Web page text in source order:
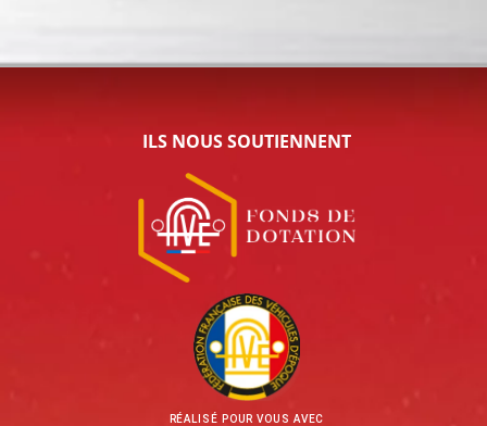
ILS NOUS SOUTIENNENT
RÉALISÉ POUR VOUS AVEC